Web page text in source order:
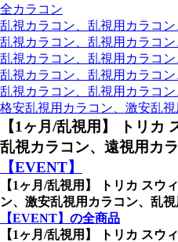
全カラコン
乱視カラコン、乱視用カラコ
乱視カラコン、乱視用カラコ
乱視カラコン、乱視用カラコ
乱視カラコン、乱視用カラコ
乱視カラコン、乱視用カラコ
格安乱視用カラコン、激安乱
【1ヶ月/乱視用】 トリカ
乱視カラコン、遠視用カ
【EVENT】
【1ヶ月/乱視用】 トリカ スウ
ン、激安乱視用カラコン、乱
【EVENT】の全商品
【1ヶ月/乱視用】 トリカ スウ